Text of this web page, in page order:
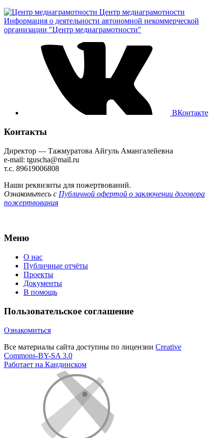
Центр медиаграмотности
Информация о деятельности автономной некоммерческой
организации "Центр медиаграмотности"
ВКонтакте
Контакты
Директор — Тажмуратова Айгуль Амангалейевна
e-mail: tguscha@mail.ru
т.с. 89619006808
Наши реквизиты для пожертвований.
Ознакомьтесь с Публичной офертой о заключении договора
пожертвования
Меню
О нас
Публичные отчёты
Проекты
Документы
В помощь
Пользовательское соглашение
Ознакомиться
Все материалы сайта доступны по лицензии Creative
Commons-BY-SA 3.0
Работает на Кандинском